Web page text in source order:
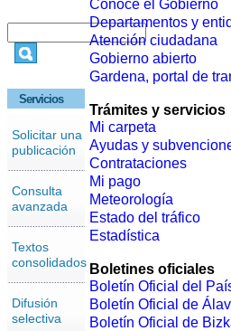
Servicios
Solicitar una
publicación
Consulta
avanzada
Textos
consolidados
Difusión
selectiva
Conoce el Gobierno
Departamentos y
Atención ciudadana
Gobierno abierto
Gardena, portal de
Trámites y servicios
Mi carpeta
Ayudas y
Contrataciones
Mi pago
Meteorología
Estado del tráfico
Estadística
Boletines oficiales
Boletín Oficial del
Boletín Oficial de
Boletín Oficial de